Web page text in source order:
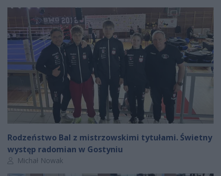
Rodzeństwo Bal z mistrzowskimi tytułami. Świetny
występ radomian w Gostyniu
Autor artykułu:
Michał Nowak